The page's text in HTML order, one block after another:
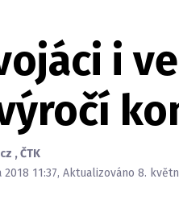
i
,ČTK
11:37, Aktualizováno 8.